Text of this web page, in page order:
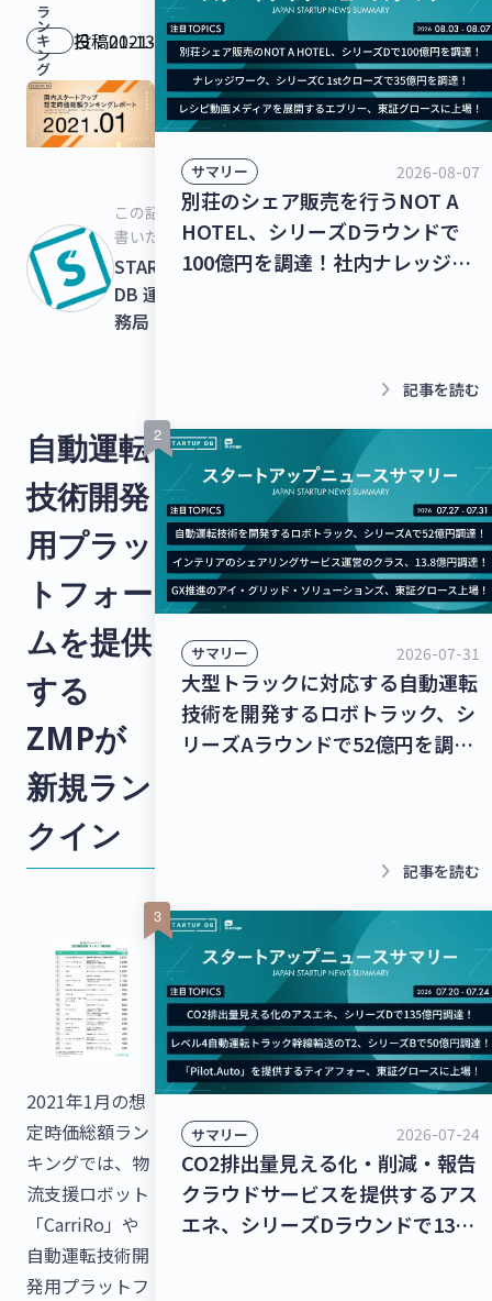
ラ
ン
キ
ン
グ
投稿日：2021-01-13
この記事を
書いた人
STARTUPS
DB 運営事
務局
自動運転
技術開発
用プラッ
トフォー
ムを提供
する
ZMPが
新規ラン
クイン
2021年1月の想
定時価総額ラン
キングでは、物
流支援ロボット
「CarriRo」や
自動運転技術開
発用プラットフ
サマリー 2026-08-07
別荘のシェア販売を行うNOT A
HOTEL、シリーズDラウンドで
100億円を調達！社内ナレッジの
keyboard_arrow_right 記事を読む
サマリー 2026-07-31
大型トラックに対応する自動運転
技術を開発するロボトラック、シ
リーズAラウンドで52億円を調
達！【最新スタートアップニュー
keyboard_arrow_right 記事を読む
サマリー 2026-07-24
CO2排出量見える化・削減・報告
クラウドサービスを提供するアス
エネ、シリーズDラウンドで135